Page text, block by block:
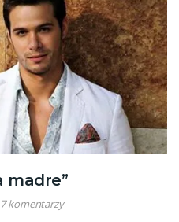
madre”
7 komentarzy